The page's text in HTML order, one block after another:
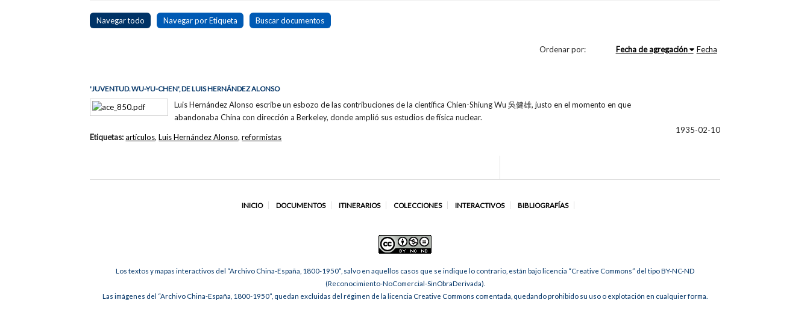
Navegar todo Navegar por Etiqueta Buscar documentos
Ordenar por: Fecha de agregación Fecha
'JUVENTUD. WU-YU-CHEN', DE LUIS HERNÁNDEZ ALONSO
Luis Hernández Alonso escribe un esbozo de las contribuciones de la científica Chien-Shiung Wu 吳健雄, justo en el momento en que
abandonaba China con dirección a Berkeley, donde amplió sus estudios de física nuclear.
1935-02-10
Etiquetas:artículos,Luis Hernández Alonso,reformistas
INICIO DOCUMENTOS ITINERARIOS COLECCIONES INTERACTIVOS BIBLIOGRAFÍAS
Los textos y mapas interactivos del “Archivo China-España, 1800-1950”, salvo en aquellos casos que se indique lo contrario, están bajo licencia “Creative Commons” del tipo BY-NC-ND
(Reconocimiento-NoComercial-SinObraDerivada).
Las imágenes del “Archivo China-España, 1800-1950”, quedan excluidas del régimen de la licencia Creative Commons comentada, quedando prohibido su uso o explotación en cualquier forma.